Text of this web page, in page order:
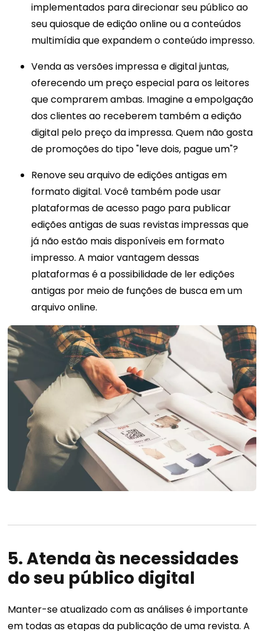
implementados para direcionar seu público ao
seu quiosque de edição online ou a conteúdos
multimídia que expandem o conteúdo impresso.
Venda as versões impressa e digital juntas,
oferecendo um preço especial para os leitores
que comprarem ambas. Imagine a empolgação
dos clientes ao receberem também a edição
digital pelo preço da impressa. Quem não gosta
de promoções do tipo "leve dois, pague um"?
Renove seu arquivo de edições antigas em
formato digital. Você também pode usar
plataformas de acesso pago para publicar
edições antigas de suas revistas impressas que
já não estão mais disponíveis em formato
impresso. A maior vantagem dessas
plataformas é a possibilidade de ler edições
antigas por meio de funções de busca em um
arquivo online.
5. Atenda às necessidades
do seu público digital
Manter-se atualizado com as análises é importante
em todas as etapas da publicação de uma revista. A